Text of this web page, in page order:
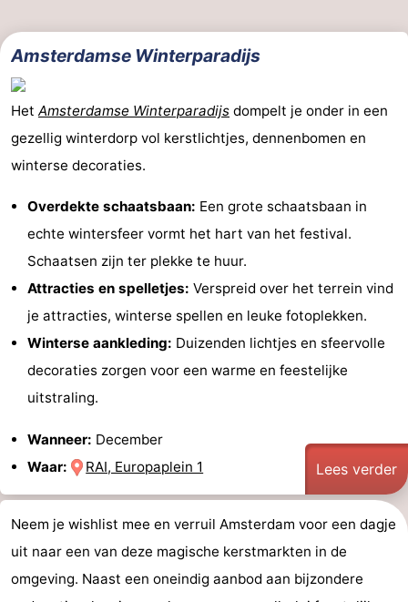
Amsterdamse Winterparadijs
Het Amsterdamse Winterparadijs dompelt je onder in een
gezellig winterdorp vol kerstlichtjes, dennenbomen en
winterse decoraties.
Overdekte schaatsbaan: Een grote schaatsbaan in
echte wintersfeer vormt het hart van het festival.
Schaatsen zijn ter plekke te huur.
Attracties en spelletjes: Verspreid over het terrein vind
je attracties, winterse spellen en leuke fotoplekken.
Winterse aankleding: Duizenden lichtjes en sfeervolle
decoraties zorgen voor een warme en feestelijke
uitstraling.
Wanneer: December
Waar:
RAI, Europaplein 1 Lees verder
Neem je wishlist mee en verruil Amsterdam voor een dagje
uit naar een van deze magische kerstmarkten in de
omgeving. Naast een oneindig aanbod aan bijzondere